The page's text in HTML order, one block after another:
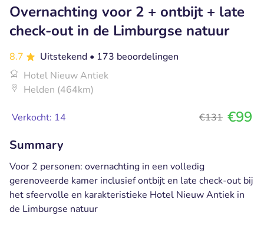
Overnachting voor 2 + ontbijt + late
check-out in de Limburgse natuur
8.7 Uitstekend • 173 beoordelingen
Hotel Nieuw Antiek
Helden (464km)
Verkocht: 14 €131 €99
Summary
Voor 2 personen: overnachting in een volledig
gerenoveerde kamer inclusief ontbijt en late check-out bij
het sfeervolle en karakteristieke Hotel Nieuw Antiek in
de Limburgse natuur